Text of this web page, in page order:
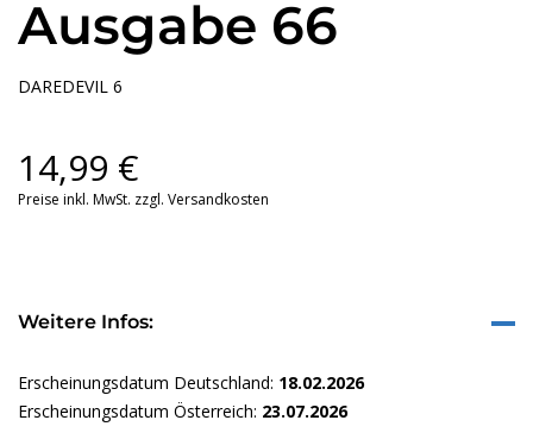
Ausgabe 66
DAREDEVIL 6
14,99 €
Preise inkl. MwSt. zzgl. Versandkosten
Weitere Infos:
Erscheinungsdatum Deutschland: 18.02.2026
Erscheinungsdatum Österreich: 23.07.2026